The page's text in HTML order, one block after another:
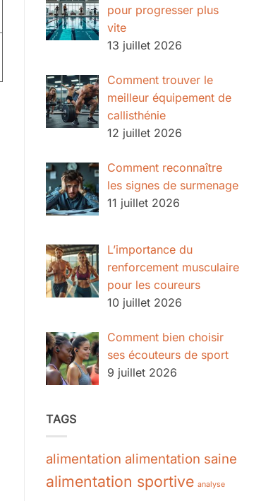
pour progresser plus
vite
13 juillet 2026
Comment trouver le
meilleur équipement de
callisthénie
12 juillet 2026
Comment reconnaître
les signes de surmenage
11 juillet 2026
L’importance du
renforcement musculaire
pour les coureurs
10 juillet 2026
Comment bien choisir
ses écouteurs de sport
9 juillet 2026
TAGS
alimentation alimentation saine
alimentation sportive analyse